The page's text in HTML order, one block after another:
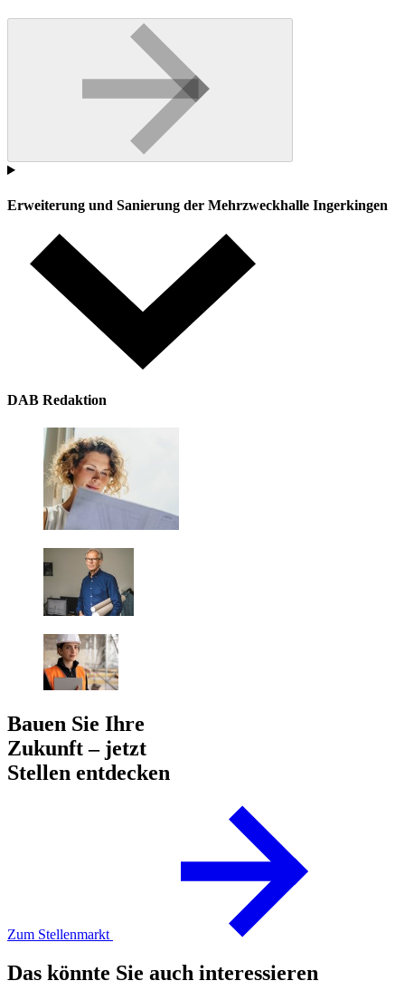
Erweiterung und Sanierung der Mehrzweckhalle Ingerkingen
DAB Redaktion
Bauen Sie Ihre
Zukunft – jetzt
Stellen entdecken
Zum Stellenmarkt
Das könnte Sie auch interessieren